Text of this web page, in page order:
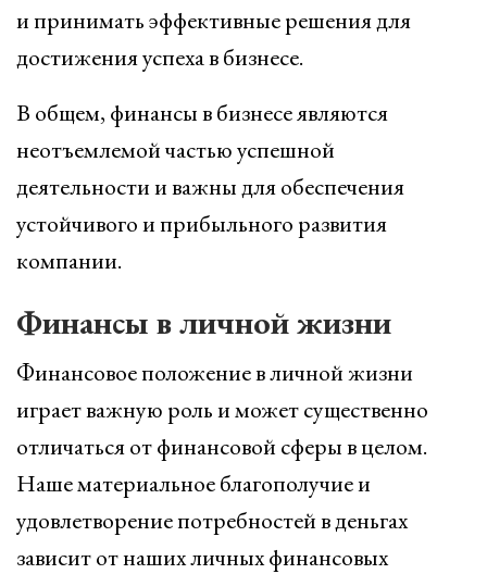
и принимать эффективные решения для
достижения успеха в бизнесе.
В общем, финансы в бизнесе являются
неотъемлемой частью успешной
деятельности и важны для обеспечения
устойчивого и прибыльного развития
компании.
Финансы в личной жизни
Финансовое положение в личной жизни
играет важную роль и может существенно
отличаться от финансовой сферы в целом.
Наше материальное благополучие и
удовлетворение потребностей в деньгах
зависит от наших личных финансовых